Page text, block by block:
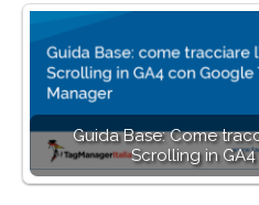
Guida Base: Come
Scrolling in